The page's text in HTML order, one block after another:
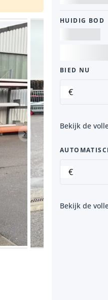
Volgend item
HUIDIG ​​BOD
BIED NU
€
Bekijk de
€
Bekijk de